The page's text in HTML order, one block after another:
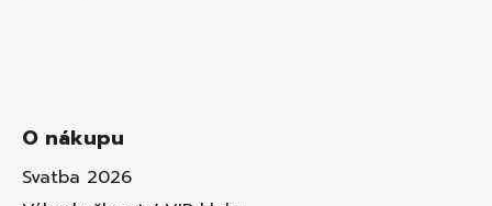
O nákupu
Svatba 2026